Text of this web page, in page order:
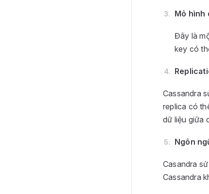
Mô hình
Đây là
key có
Cassandra
replica có
dữ liệu giữa
Ngôn
Casandra
Cassandra